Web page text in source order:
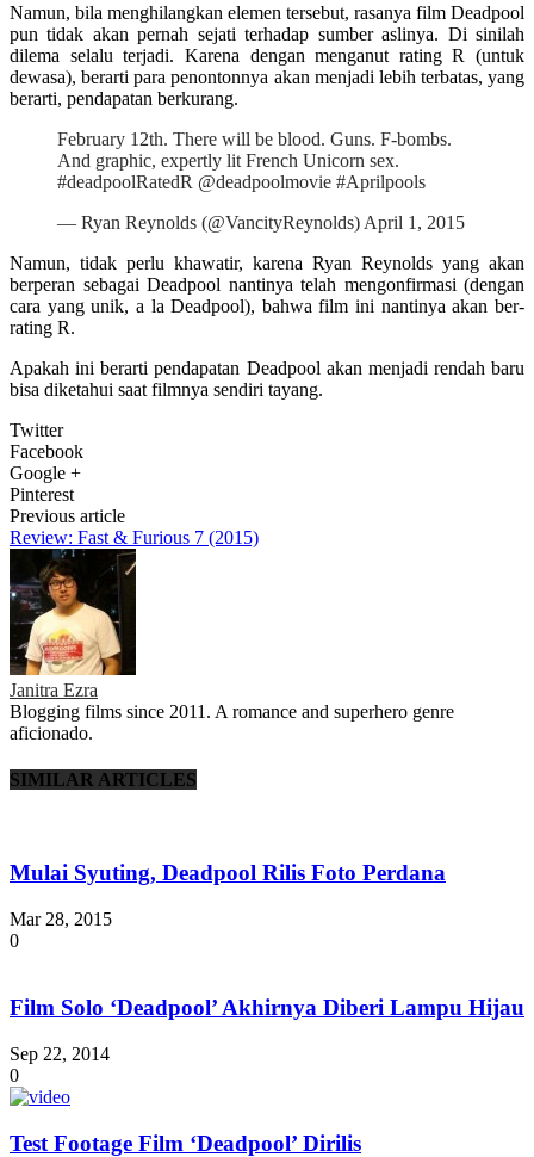
Namun, bila menghilangkan elemen tersebut, rasanya film Deadpool
pun tidak akan pernah sejati terhadap sumber aslinya. Di sinilah
dilema selalu terjadi. Karena dengan menganut rating R (untuk
dewasa), berarti para penontonnya akan menjadi lebih terbatas, yang
berarti, pendapatan berkurang.
February 12th. There will be blood. Guns. F-bombs.
And graphic, expertly lit French Unicorn sex.
#deadpoolRatedR @deadpoolmovie #Aprilpools
— Ryan Reynolds (@VancityReynolds) April 1, 2015
Namun, tidak perlu khawatir, karena Ryan Reynolds yang akan
berperan sebagai Deadpool nantinya telah mengonfirmasi (dengan
cara yang unik, a la Deadpool), bahwa film ini nantinya akan ber-
rating R.
Apakah ini berarti pendapatan Deadpool akan menjadi rendah baru
bisa diketahui saat filmnya sendiri tayang.
Twitter
Facebook
Google +
Pinterest
Previous article
Review: Fast & Furious 7 (2015)
Janitra Ezra
Blogging films since 2011. A romance and superhero genre
aficionado.
SIMILAR ARTICLES
Mulai Syuting, Deadpool Rilis Foto Perdana
Mar 28, 2015
0
Film Solo ‘Deadpool’ Akhirnya Diberi Lampu Hijau
Sep 22, 2014
0
Test Footage Film ‘Deadpool’ Dirilis